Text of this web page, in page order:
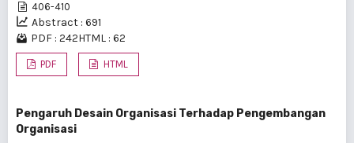
406-410
Abstract : 691
PDF : 242HTML : 62
PDF HTML
Pengaruh Desain Organisasi Terhadap Pengembangan
Organisasi